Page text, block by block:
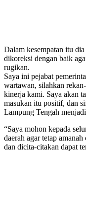
Dalam kesempatan itu
dikoreksi dengan baik
rugikan.
Saya ini pejabat
wartawan, silahkan
kinerja kami. Saya akan
masukan itu positif, dan
Lampung Tengah
“Saya mohon kepada
daerah agar tetap
dan dicita-citakan dapat